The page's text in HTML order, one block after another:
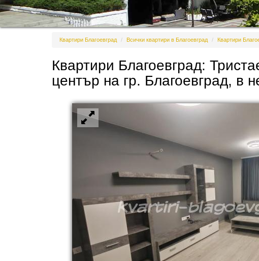
Квартири Благоевград Всички квартири в Благоевград Квартири
Квартири Благоевград:
център на гр. Благоевград, в